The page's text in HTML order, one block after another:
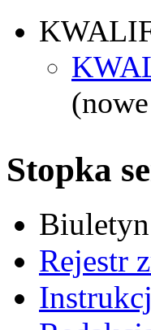
Stopka
Rejestr